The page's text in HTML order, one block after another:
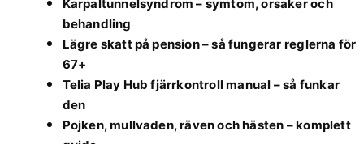
Karpaltunnelsyndrom – symtom, orsaker och
behandling
Lägre skatt på pension – så fungerar reglerna för
67+
Telia Play Hub fjärrkontroll manual – så funkar
den
Pojken, mullvaden, räven och hästen – komplett